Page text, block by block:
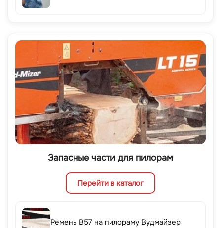
Запасные части для пилорам
Перейти в каталог
Ремень B57 на пилораму Вудмайзер